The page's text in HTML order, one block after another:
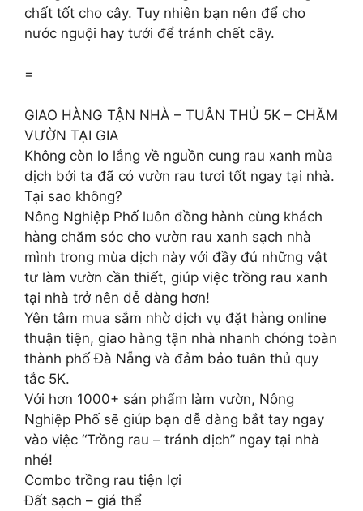
chất tốt cho cây. Tuy nhiên bạn nên để cho
nước nguội hay tưới để tránh chết cây.
=
GIAO HÀNG TẬN NHÀ – TUÂN THỦ 5K – CHĂM
VƯỜN TẠI GIA
Không còn lo lắng về nguồn cung rau xanh mùa
dịch bởi ta đã có vườn rau tươi tốt ngay tại nhà.
Tại sao không?
Nông Nghiệp Phố luôn đồng hành cùng khách
hàng chăm sóc cho vườn rau xanh sạch nhà
mình trong mùa dịch này với đầy đủ những vật
tư làm vườn cần thiết, giúp việc trồng rau xanh
tại nhà trở nên dễ dàng hơn!
Yên tâm mua sắm nhờ dịch vụ đặt hàng online
thuận tiện, giao hàng tận nhà nhanh chóng toàn
thành phố Đà Nẵng và đảm bảo tuân thủ quy
tắc 5K.
Với hơn 1000+ sản phẩm làm vườn, Nông
Nghiệp Phố sẽ giúp bạn dễ dàng bắt tay ngay
vào việc “Trồng rau – tránh dịch” ngay tại nhà
nhé!
Combo trồng rau tiện lợi
Đất sạch – giá thể